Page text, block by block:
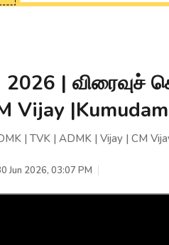
2026 | விரைவுச்
Vijay |Kumudam
| TVK | ADMK | Vijay | CM
Jun 2026, 03:07 PM